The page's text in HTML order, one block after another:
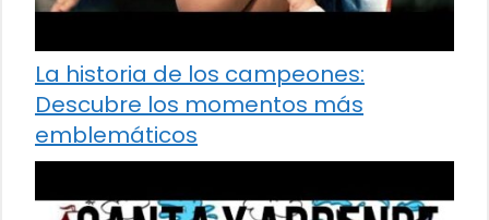
La historia de los campeones:
Descubre los momentos más
emblemáticos